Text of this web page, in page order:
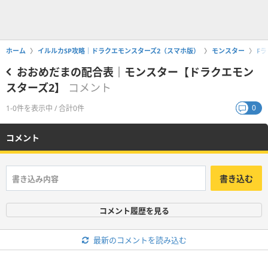
ホーム イルルカSP攻略｜ドラクエモンスターズ2（スマホ版） モンスター F
おおめだまの配合表｜モンスター【ドラクエモン
スターズ2】
コメント
1-0件を表示中 / 合計0件 0
コメント
書き込む
コメント履歴を見る
最新のコメントを読み込む